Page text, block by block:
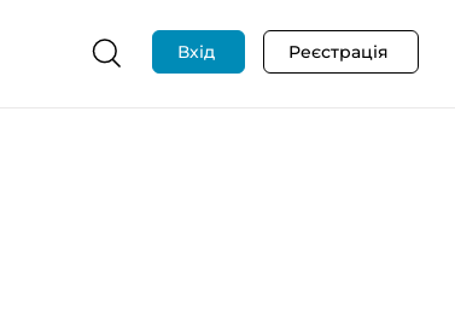
Вхід Реєстрація